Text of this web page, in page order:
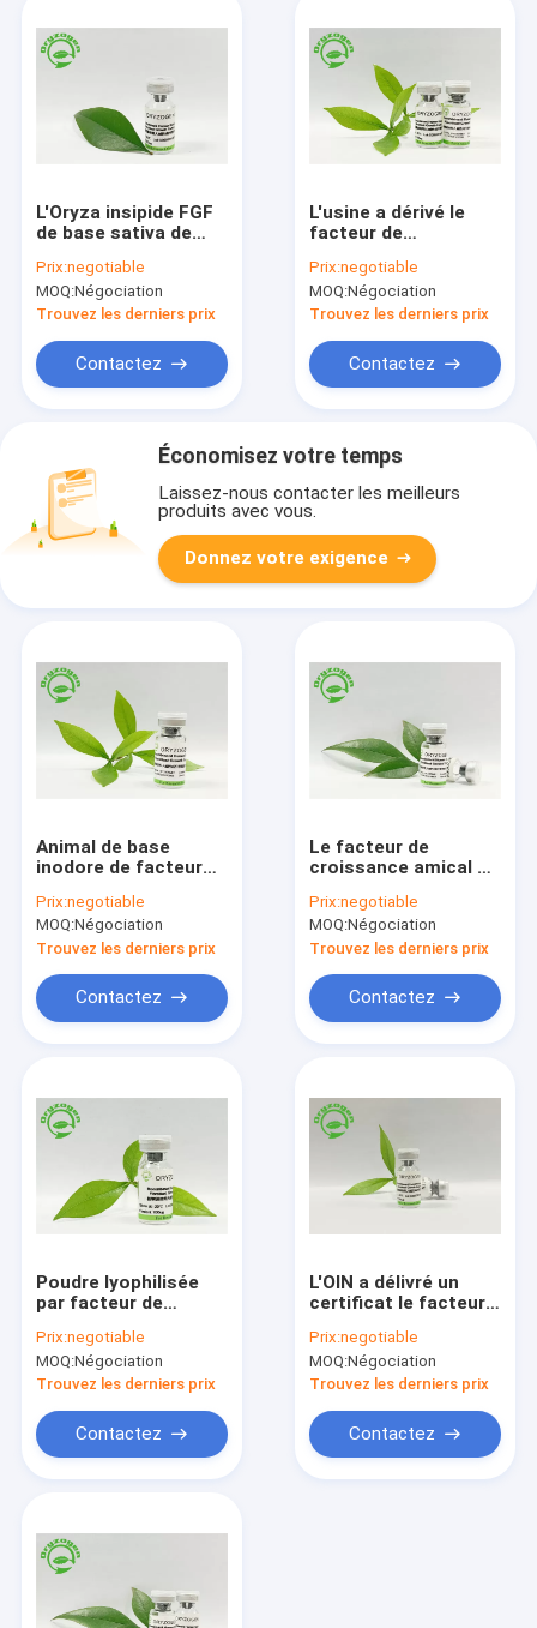
Produits
Au sujet de nous
L'Oryza insipide FGF
de base sativa de
lyophilisé la poudre
Prix:negotiable
MOQ:Négociation
Trouvez les derniers prix
Contactez
L'usine a dérivé le
facteur de
ISO9001 de
fibroblaste approuvé
Prix:negotiable
MOQ:Négociation
Trouvez les derniers prix
Contactez
Économisez votre temps
Laissez-nous contacter les meilleurs
produits avec vous.
Donnez votre exigence
Animal de base
inodore de facteur
fibroblaste libre pour
des cosmétiques
Prix:negotiable
MOQ:Négociation
Trouvez les derniers prix
Contactez
Le facteur de
croissance amical de
a lyophilisé l'usine de
poudre dérivée
Prix:negotiable
MOQ:Négociation
Trouvez les derniers prix
Contactez
Poudre lyophilisée
par facteur de
bFGF de bioactivité
de pureté de 95%
Prix:negotiable
MOQ:Négociation
Trouvez les derniers prix
Contactez
L'OIN a délivré un
certificat le facteur
de bFGF a lyophilisé
la poudre pour la
réparation
peau
Prix:negotiable
MOQ:Négociation
Trouvez les derniers prix
Contactez